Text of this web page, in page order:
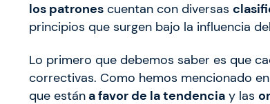
los patrones cuentan con diversas
principios que surgen bajo la influencia
Lo primero que debemos saber es que
correctivas. Como hemos mencionado
que están a favor de la tendencia y las